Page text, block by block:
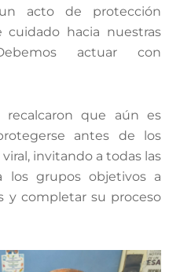
acto de protección
hacia nuestras
actuar con
recalcaron que aún es
antes de los
invitando a todas las
los grupos objetivos a
y completar su proceso